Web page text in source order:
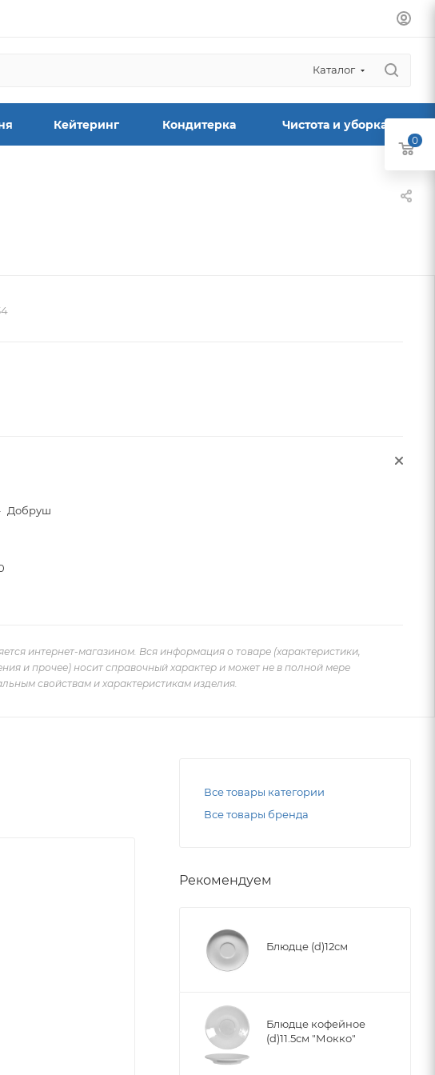
Каталог
Кейтеринг Кондитерка Чистота и уборка
Добруш
интернет-магазином. Вся информация о товаре (характеристики,
и прочее) носит справочный характер и может не в полной мере
свойствам и характеристикам изделия.
Все товары категории
Все товары бренда
Рекомендуем
Блюдце (d)12см
Блюдце кофейное
(d)11.5cм "Мокко"
0